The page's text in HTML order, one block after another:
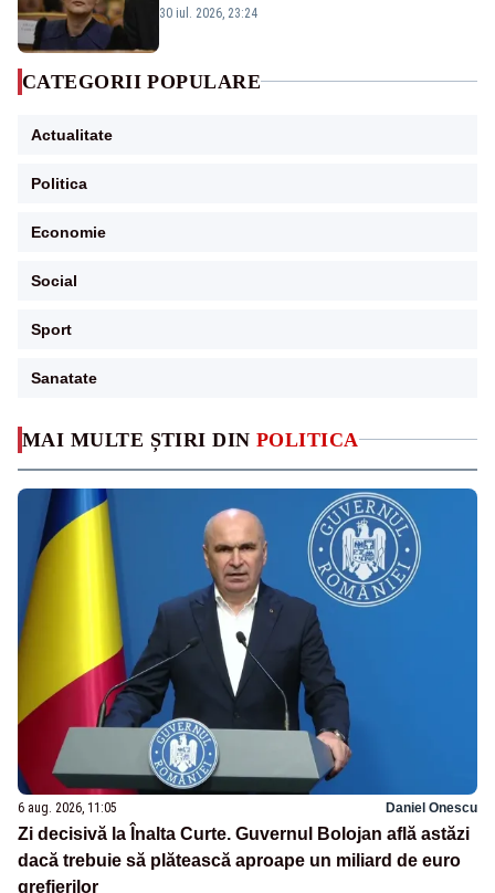
MAI MULTE ȘTIRI DIN POLITICA
6 aug. 2026, 11:05 Daniel Onescu
Zi decisivă la Înalta Curte. Guvernul Bolojan află astăzi
dacă trebuie să plătească aproape un miliard de euro
grefierilor
guvernează extraordinar de prost”
30 iul. 2026, 23:24
CATEGORII POPULARE
Actualitate
Politica
Economie
Social
Sport
Sanatate